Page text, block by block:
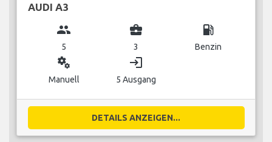
AUDI A3
group
5
business_center
3
local_gas_station
Benzin
miscellaneous_services
Manuell
login
5 Ausgang
DETAILS ANZEIGEN...